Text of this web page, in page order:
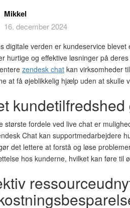
Mikkel
16. december 2024
digitale verden er kundeservice
hurtige og effektive løsninger på
zendesk chat kan virksomheder
at få øjeblikkelig hjælp uden at skulle
største fordele ved live chat er
Chat kan supportmedarbejdere
det lettere at forstå og løse
hos kunderne, hvilket kan føre til